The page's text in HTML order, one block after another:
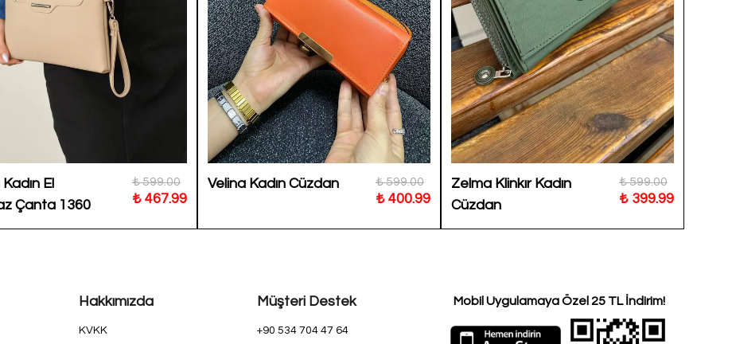
El
Çanta 1360
₺ 599.00
₺ 467.99
Velina Kadın Cüzdan ₺ 599.00
₺ 400.99
Zelma Klinkır Kadın
Cüzdan
₺ 599.00
₺ 399.99
Hakkımızda
KVKK
Müşteri Destek
+90 534 704 47 64
Mobil Uygulamaya Özel 25 TL İndirim!